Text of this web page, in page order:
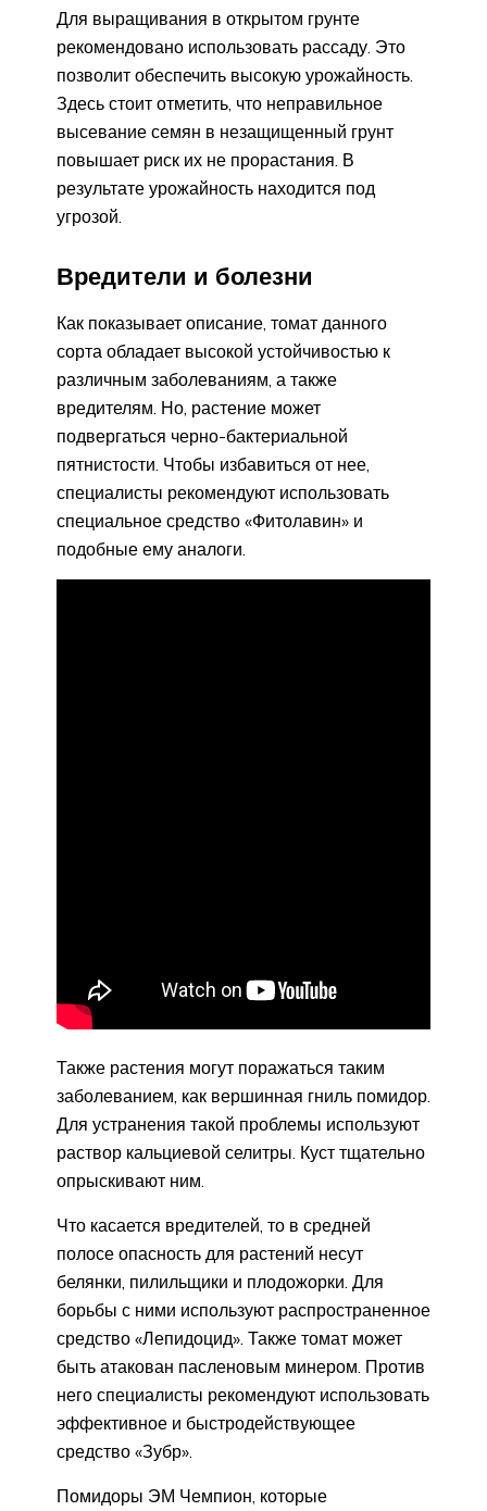
Для выращивания в открытом грунте
рекомендовано использовать рассаду. Это
позволит обеспечить высокую урожайность.
Здесь стоит отметить, что неправильное
высевание семян в незащищенный грунт
повышает риск их не прорастания. В
результате урожайность находится под
угрозой.
Вредители и болезни
Как показывает описание, томат данного
сорта обладает высокой устойчивостью к
различным заболеваниям, а также
вредителям. Но, растение может
подвергаться черно-бактериальной
пятнистости. Чтобы избавиться от нее,
специалисты рекомендуют использовать
специальное средство «Фитолавин» и
подобные ему аналоги.
Также растения могут поражаться таким
заболеванием, как вершинная гниль помидор.
Для устранения такой проблемы используют
раствор кальциевой селитры. Куст тщательно
опрыскивают ним.
Что касается вредителей, то в средней
полосе опасность для растений несут
белянки, пилильщики и плодожорки. Для
борьбы с ними используют распространенное
средство «Лепидоцид». Также томат может
быть атакован пасленовым минером. Против
него специалисты рекомендуют использовать
эффективное и быстродействующее
средство «Зубр».
Помидоры ЭМ Чемпион, которые